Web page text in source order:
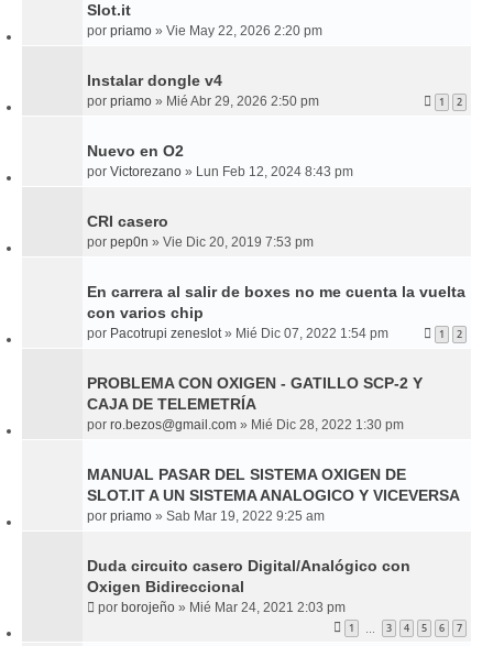
Slot.it
por priamo » Vie May 22, 2026 2:20 pm
Instalar dongle v4
por priamo » Mié Abr 29, 2026 2:50 pm 1 2
Nuevo en O2
por Victorezano » Lun Feb 12, 2024 8:43 pm
CRI casero
por pep0n » Vie Dic 20, 2019 7:53 pm
En carrera al salir de boxes no me cuenta la vuelta
con varios chip
por Pacotrupi zeneslot» Mié Dic 07, 2022 1:54 pm 1 2
PROBLEMA CON OXIGEN - GATILLO SCP-2 Y
CAJA DE TELEMETRÍA
por ro.bezos@gmail.com » Mié Dic 28, 2022 1:30 pm
MANUAL PASAR DEL SISTEMA OXIGEN DE
SLOT.IT A UN SISTEMA ANALOGICO Y VICEVERSA
por priamo » Sab Mar 19, 2022 9:25 am
Duda circuito casero Digital/Analógico con
Oxigen Bidireccional
por borojeño » Mié Mar 24, 2021 2:03 pm
1 … 3 4 5 6 7